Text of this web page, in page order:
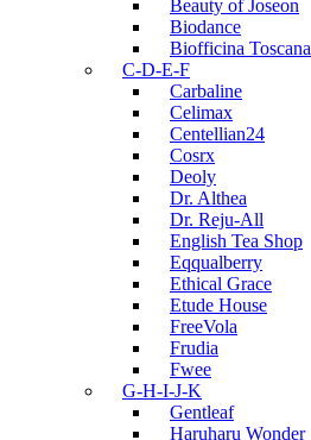
Beauty of Joseon
Biodance
Biofficina Toscana
C-D-E-F
Carbaline
Celimax
Centellian24
Cosrx
Deoly
Dr. Althea
Dr. Reju-All
English Tea Shop
Eqqualberry
Ethical Grace
Etude House
FreeVola
Frudia
Fwee
G-H-I-J-K
Gentleaf
Haruharu Wonder